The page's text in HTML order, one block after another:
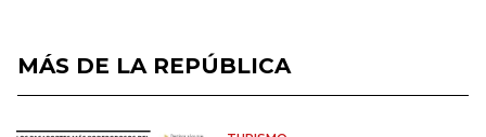
MÁS DE LA REPÚBLICA